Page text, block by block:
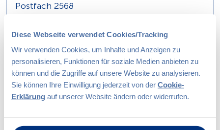
Diese Webseite verwendet Cookies/Tracking
Wir verwenden Cookies, um Inhalte und Anzeigen zu
personalisieren, Funktionen für soziale Medien anbieten zu
können und die Zugriffe auf unsere Website zu analysieren.
Sie können Ihre Einwilligung jederzeit von der Cookie-
Erklärung auf unserer Website ändern oder widerrufen.
Postfach 2568
css.ch
Konzeption
Codeplay GmbH
Niederstad 20
6053 Alpnachstad
Weissgrund AG, Zurich
Limmatstrasse 107
8031 Zürich